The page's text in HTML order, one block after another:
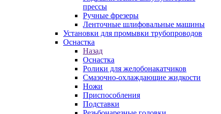
прессы
Ручные фрезеры
Ленточные шлифовальные машины
Установки для промывки трубопроводов
Оснастка
Назад
Оснастка
Ролики для желобонакатчиков
Смазочно-охлаждающие жидкости
Ножи
Приспособления
Подставки